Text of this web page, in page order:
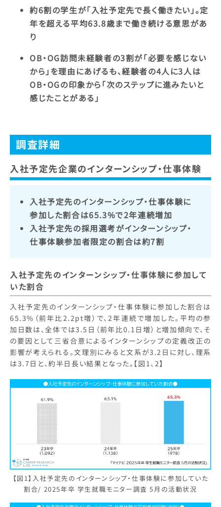
約6割の学生が「入社予定先で長く働きたい」。定
年を超える平均63.8歳まで働き続ける意思があ
り
OB・OG訪問未経験者の3割が「必要を感じない
から」を理由にあげるも、経験者の4人に3人は
OB・OGの印象から「次のステップに進みたいと
感じたことがある」
調査詳細
入社予定先企業のインターンシップ・仕事体験
入社予定先のインターンシップ・仕事体験に
参加した割合は65.3%で2年連続増加
入社予定先の採用選考がインターンシップ・
仕事体験参加者限定の割合は約7割
入社予定先のインターンシップ・仕事体験に参加して
いた割合
入社予定先のインターンシップ・仕事体験に参加した割合は
65.3%（前年比2.2pt増）で、2年連続で増加した。平均の参
加日数は、全体では3.5日（前年比0.1日増）と増加傾向で、そ
の要因として三省合意によるインターンシップの定義改正の
影響が考えられる。文理別にみると文系が3.2日に対し、理系
は3.7日と、約半日長い結果となった。【図1、2】
【図1】入社予定先のインターンシップ・仕事体験に参加していた
割合/ 2025年卒 学生就職モニター調査 5月の活動状況